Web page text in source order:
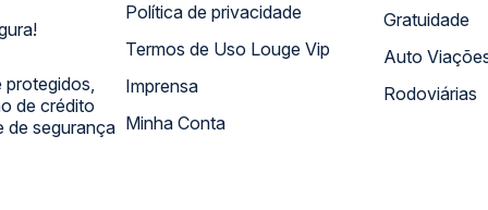
protegidos,
de crédito
de segurança
Política de privacidade
Termos de Uso Louge Vip
Imprensa
Minha Conta
Gratuidade
Auto
Rodoviárias